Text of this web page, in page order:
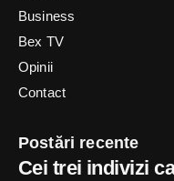
Business
Bex TV
Opinii
Contact
Postări recente
Cei trei indivizi